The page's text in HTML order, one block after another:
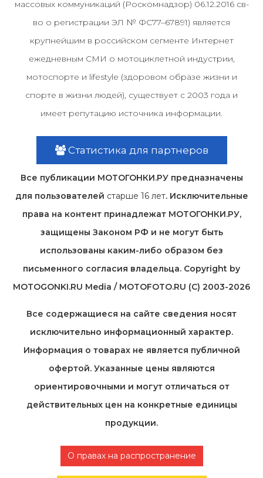
массовых коммуникаций (Роскомнадзор) 06.12.2016 св-
во о регистрации ЭЛ № ФС77–67891) является
крупнейшим в российском сегменте Интернет
ежедневным СМИ о мотоциклетной индустрии,
мотоспорте и lifestyle (здоровом образе жизни и
спорте в жизни людей), существует с 2003 года и
имеет репутацию источника информации.
Статистика для партнеров
Все публикации МОТОГОНКИ.РУ предназначены
для пользователей старше 16 лет. Исключительные
права на контент принадлежат МОТОГОНКИ.РУ,
защищены Законом РФ и не могут быть
использованы каким-либо образом без
письменного согласия владельца. Copyright by
MOTOGONKI.RU Media / MOTOFOTO.RU (C) 2003-2026
Все содержащиеся на cайте сведения носят
исключительно информационный характер.
Информация о товарах не является публичной
офертой. Указанные цены являются
ориентировочными и могут отличаться от
действительных цен на конкретные единицы
продукции.
О правах на распространение